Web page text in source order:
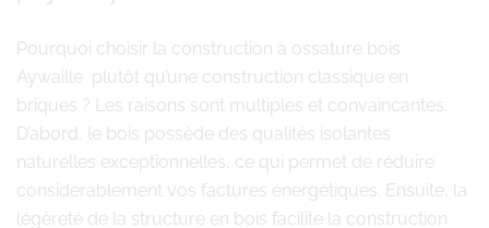
Pourquoi choisir la construction à ossature bois
Aywaille plutôt qu’une construction classique en
briques ? Les raisons sont multiples et convaincantes.
D’abord, le bois possède des qualités isolantes
naturelles exceptionnelles, ce qui permet de réduire
considérablement vos factures énergétiques. Ensuite, la
légèreté de la structure en bois facilite la construction